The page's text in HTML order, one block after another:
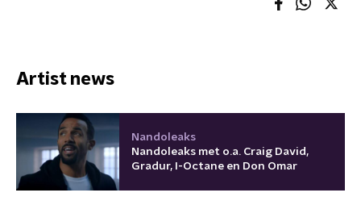
Artist news
Nandoleaks
Nandoleaks met o.a. Craig David,
Gradur, I-Octane en Don Omar